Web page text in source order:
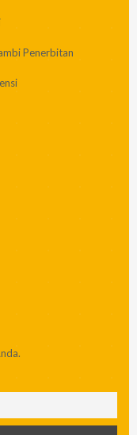
Penerbitan